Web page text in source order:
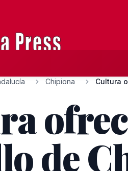
Chipiona Cultura
de